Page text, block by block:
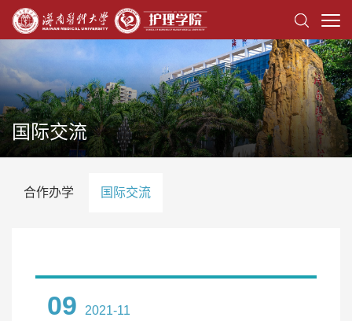
国际交流
合作办学 国际交流
09 2021-11